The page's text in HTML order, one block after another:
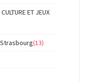
ET JEUX
(13)